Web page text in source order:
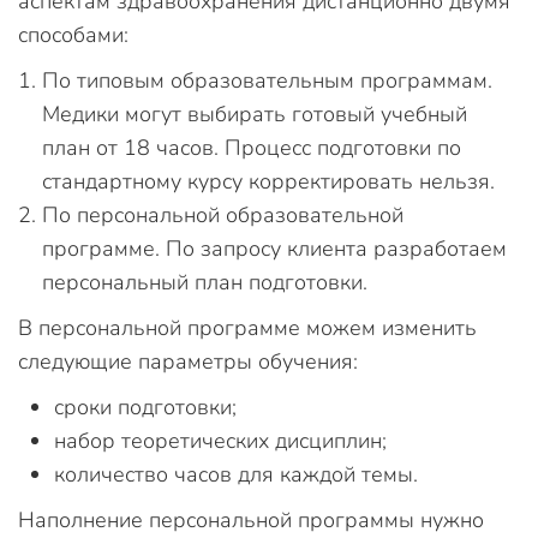
способами:
По типовым образовательным программам.
Медики могут выбирать готовый учебный
план от 18 часов. Процесс подготовки по
стандартному курсу корректировать нельзя.
По персональной образовательной
программе. По запросу клиента разработаем
персональный план подготовки.
В персональной программе можем изменить
следующие параметры обучения:
сроки подготовки;
набор теоретических дисциплин;
количество часов для каждой темы.
Наполнение персональной программы нужно